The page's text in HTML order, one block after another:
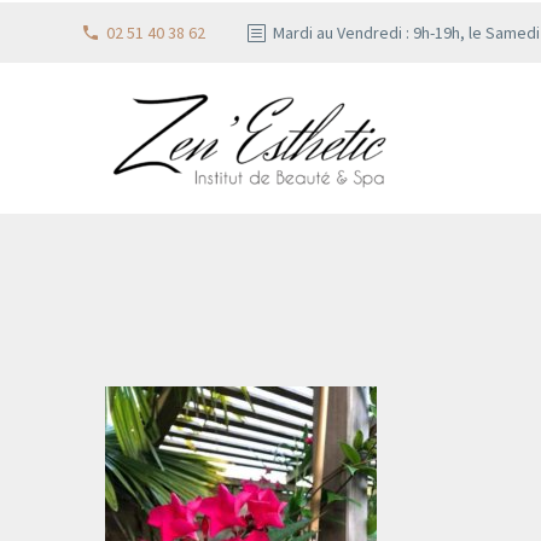
02 51 40 38 62 Mardi au Vendredi : 9h-19h, le